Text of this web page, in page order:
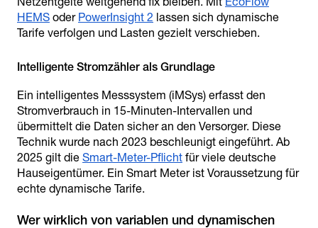
HEMS oder PowerInsight 2 lassen sich dynamische
Tarife verfolgen und Lasten gezielt verschieben.
Ein intelligentes Messsystem (iMSys) erfasst den
Stromverbrauch in 15-Minuten-Intervallen und
übermittelt die Daten sicher an den Versorger. Diese
Technik wurde nach 2023 beschleunigt eingeführt. Ab
2025 gilt die Smart-Meter-Pflicht für viele deutsche
Hauseigentümer. Ein Smart Meter ist Voraussetzung für
echte dynamische Tarife.
Wer wirklich von variablen und dynamischen